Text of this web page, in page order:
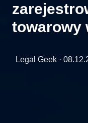
towarowy
Legal Geek ·